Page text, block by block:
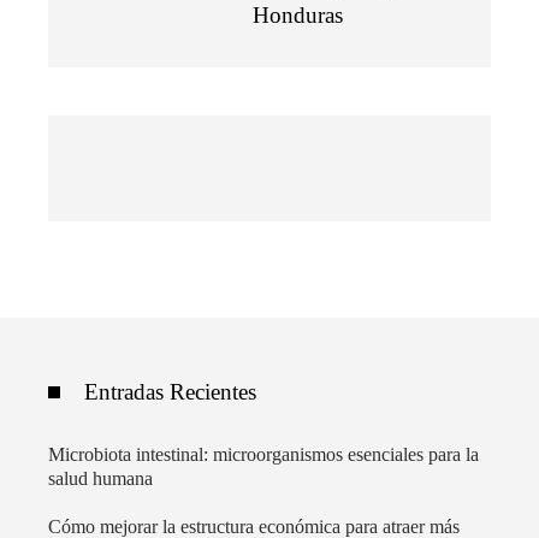
Honduras
Entradas Recientes
Microbiota intestinal: microorganismos esenciales para la
salud humana
Cómo mejorar la estructura económica para atraer más